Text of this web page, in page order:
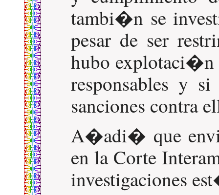
tambi�n se
pesar de ser
hubo explotaci�n
responsables y
sanciones contra
A�adi� que
en la Corte
investigaciones